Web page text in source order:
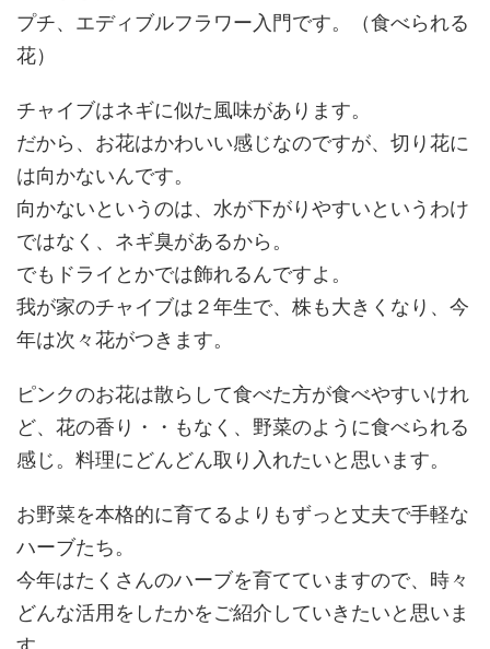
プチ、エディブルフラワー入門です。（食べられる
花）
チャイブはネギに似た風味があります。
だから、お花はかわいい感じなのですが、切り花に
は向かないんです。
向かないというのは、水が下がりやすいというわけ
ではなく、ネギ臭があるから。
でもドライとかでは飾れるんですよ。
我が家のチャイブは２年生で、株も大きくなり、今
年は次々花がつきます。
ピンクのお花は散らして食べた方が食べやすいけれ
ど、花の香り・・もなく、野菜のように食べられる
感じ。料理にどんどん取り入れたいと思います。
お野菜を本格的に育てるよりもずっと丈夫で手軽な
ハーブたち。
今年はたくさんのハーブを育てていますので、時々
どんな活用をしたかをご紹介していきたいと思いま